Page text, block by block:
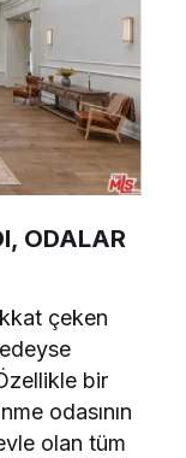
ODALAR
çeken
bir
odasının
olan tüm